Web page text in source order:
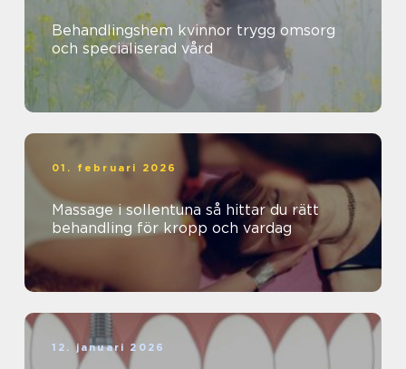
Behandlingshem kvinnor trygg omsorg
och specialiserad vård
01. februari 2026
Massage i sollentuna så hittar du rätt
behandling för kropp och vardag
12. januari 2026